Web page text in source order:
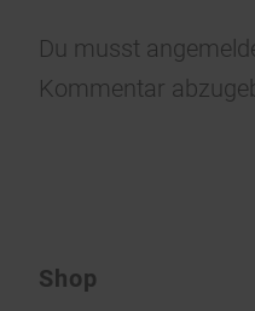
Du musst
Kommentar
Shop